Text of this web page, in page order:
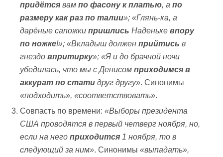
придётся вампо фасону к платью, апо
размеру как раз по талии»; «Глянь-ка, а
дарёные сапожкипришлись Наденькевпору
по ножке!»; «Вкладыш долженприйтись в
гнездовпритирку»; «Я и до брачной ночи
убедилась, что мы с Денисомприходимся в
аккурат по стати друг другу». Синонимы
«подходить», «соответствовать».
Совпасть по времени:«Выборы президента
США проводятся в первый четверг ноября, но,
если на негоприходится 1 ноября, то в
следующий за ним». Синонимы«выпадать»,